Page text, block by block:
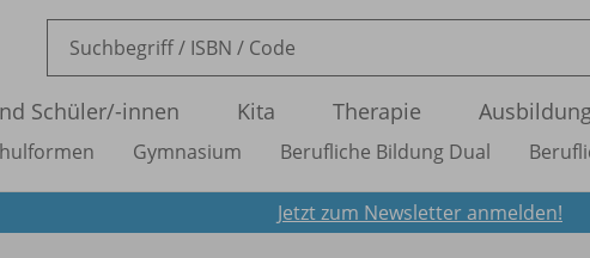
Schüler/-innen Kita Therapie
Gymnasium Berufliche Bildung Dual
Jetzt zum Newsletter anmelden!